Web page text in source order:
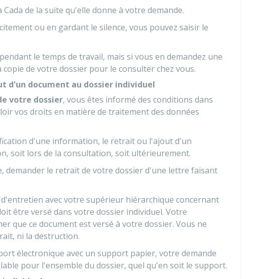
de la suite qu'elle donne à votre demande.
ou en gardant le silence, vous pouvez saisir le
le temps de travail, mais si vous en demandez une
de votre dossier pour le consulter chez vous.
d'un document au dossier individuel
votre dossier, vous êtes informé des conditions dans
vos droits en matière de traitement des données
d'une information, le retrait ou l'ajout d'un
soit lors de la consultation, soit ultérieurement.
demander le retrait de votre dossier d'une lettre faisant
avec votre supérieur hiérarchique concernant
être versé dans votre dossier individuel. Votre
que ce document est versé à votre dossier. Vous ne
ni la destruction.
électronique avec un support papier, votre demande
pour l'ensemble du dossier, quel qu'en soit le support.